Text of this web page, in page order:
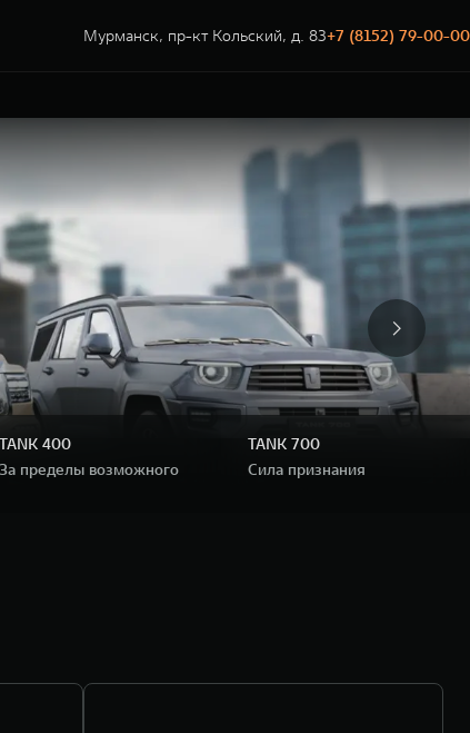
Мурманск, пр-кт Кольский, д. 83+7 (8152) 79-00-00
TANK 400
За пределы возможного
TANK 700
Сила признания